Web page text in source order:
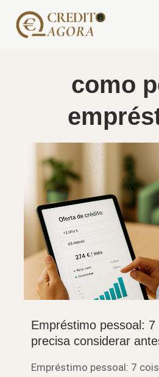
content
como
CRÉDITO PESSOAL
Empréstimo pessoal: 7
precisa considerar
Empréstimo pessoal: 7